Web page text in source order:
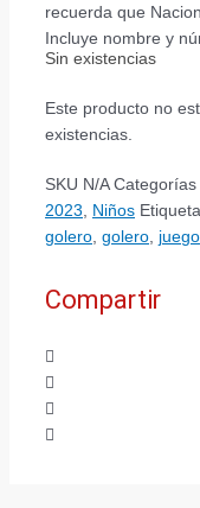
recuerda que
Incluye nombre y
Sin existencias
Este producto no
existencias.
SKU N/A Categorías
2023, Niños
golero, golero, juego
Compartir